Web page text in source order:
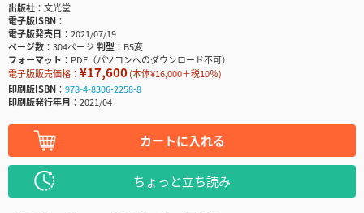
出版社
文光堂
電子版ISBN
電子版発売日
2021/07/19
ページ数
304ページ判型
B5変
フォーマット
PDF（パソコンへのダウンロード不可）
電子版販売価格： ¥17,600(本体¥16,000＋税10％)
印刷版ISBN
978-4-8306-2258-8
印刷版発行年月
2021/04
カートに入れる
ちょっと立ち読み